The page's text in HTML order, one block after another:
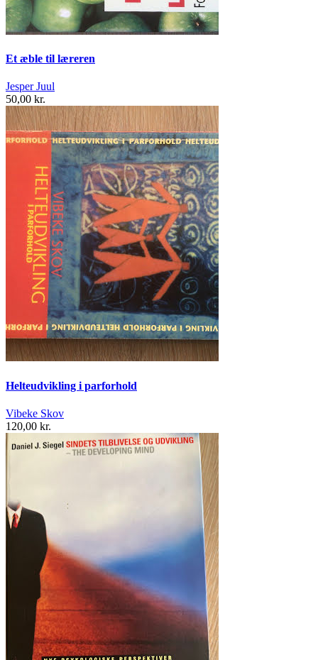
Et æble til læreren
Jesper Juul
50,00 kr.
Helteudvikling i parforhold
Vibeke Skov
120,00 kr.